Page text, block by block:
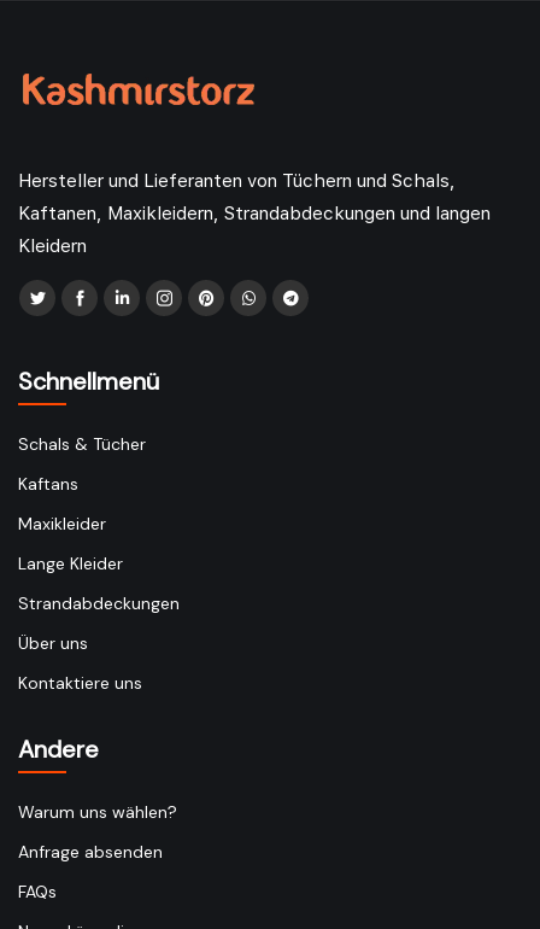
Hersteller und Lieferanten von Tüchern und Schals,
Kaftanen, Maxikleidern, Strandabdeckungen und langen
Kleidern
Schnellmenü
Schals & Tücher
Kaftans
Maxikleider
Lange Kleider
Strandabdeckungen
Über uns
Kontaktiere uns
Andere
Warum uns wählen?
Anfrage absenden
FAQs